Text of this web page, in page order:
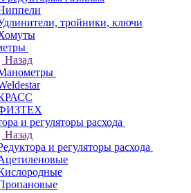
тройники, ключи
Назад
и регуляторы расхода
Назад
и регуляторы расхода